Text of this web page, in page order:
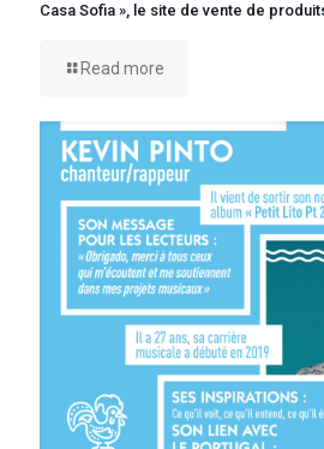
Casa Sofia », le site de vente de
Read more